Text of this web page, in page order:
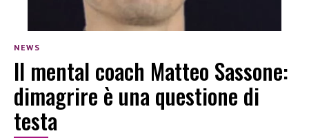
NEWS
Il mental coach Matteo Sassone:
dimagrire è una questione di
testa